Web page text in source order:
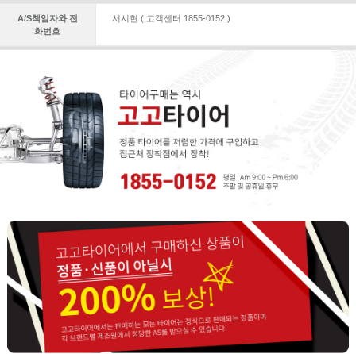
A/S책임자와 전
화번호
서시현 ( 고객센터 1855-0152 )